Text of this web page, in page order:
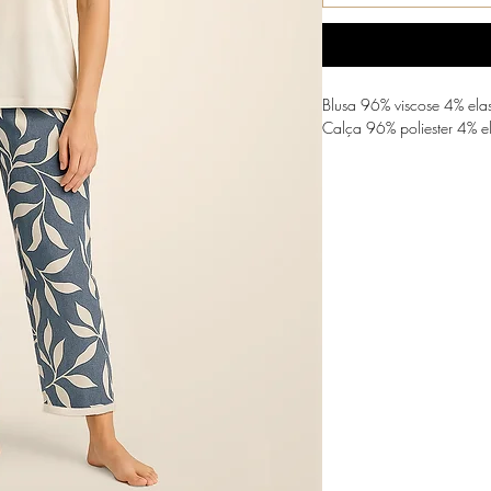
Blusa 96% viscose 4%
Calça 96% poliester 4%